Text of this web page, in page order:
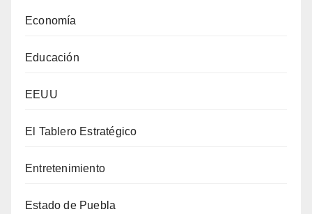
Economía
Educación
EEUU
El Tablero Estratégico
Entretenimiento
Estado de Puebla